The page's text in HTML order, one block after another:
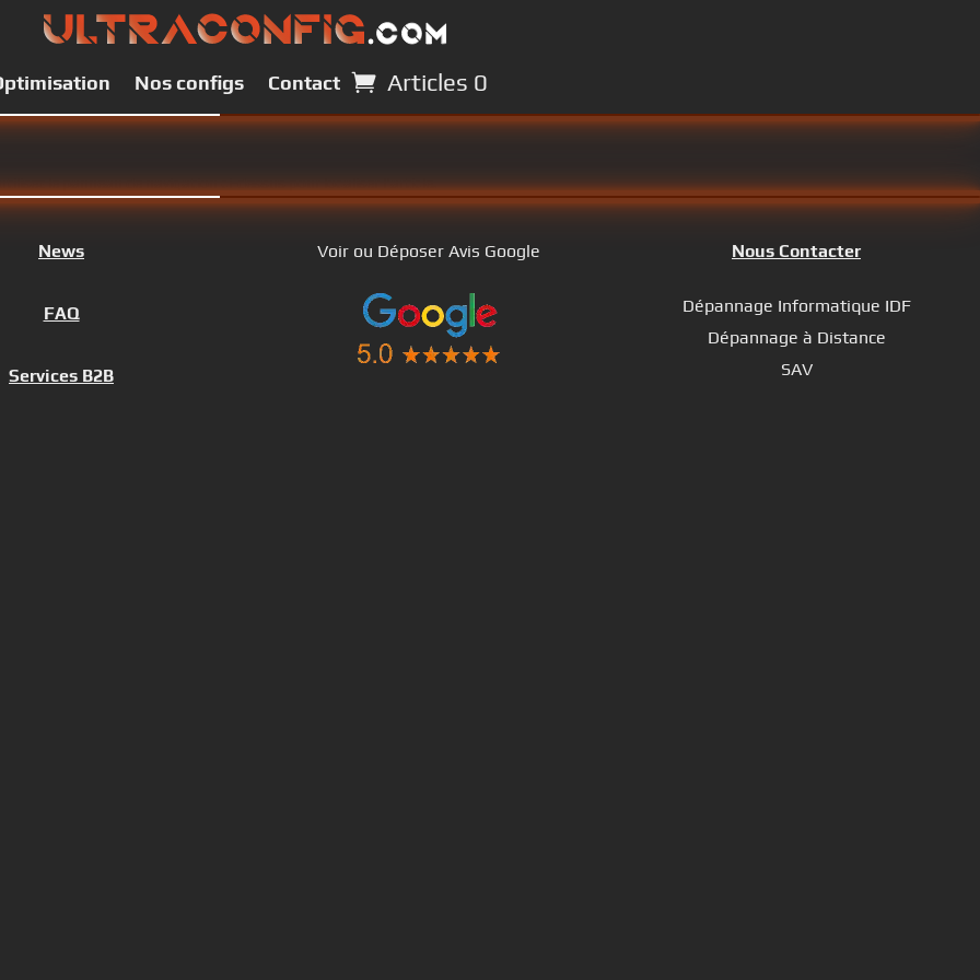
Nos configs Contact Articles 0
Nos configs Contact Articles 0
le panneau de navigation ci-dessus pour localiser l'article.
News
FAQ
Services B2B
Voir ou Déposer Avis Google Nous Contacter
Dépannage Informatique IDF
Dépannage à Distance
SAV